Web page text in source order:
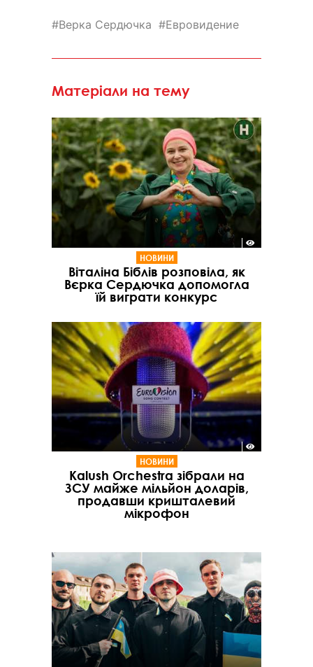
Верка Сердючка Евровидение
Матеріали на тему
НОВИНИ
Віталіна Біблів розповіла, як
Вєрка Сердючка допомогла
їй виграти конкурс
НОВИНИ
Kalush Orchestra зібрали на
ЗСУ майже мільйон доларів,
продавши кришталевий
мікрофон